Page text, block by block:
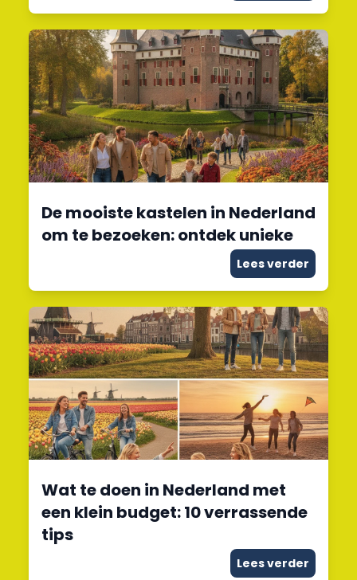
De mooiste kastelen in Nederland
om te bezoeken: ontdek unieke
Lees verder
Wat te doen in Nederland met
een klein budget: 10 verrassende
tips
Lees verder